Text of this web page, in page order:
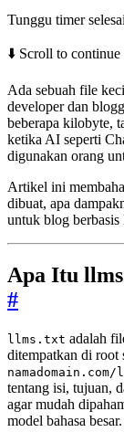
Tunggu timer
⬇️ Scroll to continue
Ada sebuah file
developer dan
beberapa kilobyte,
ketika AI seperti
digunakan orang
Artikel ini
dibuat, apa
untuk blog berbasis
Apa Itu
#
llms.txt adalah
ditempatkan di root
tentang isi, tujuan,
agar mudah
model bahasa besar.